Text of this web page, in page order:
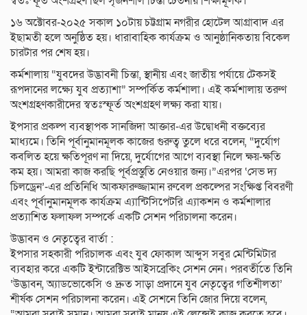
১৬ অক্টোবর-২০২৫ সকাল ১০টায় চট্টগ্রাম নগরীর হোটেল আগ্রাবাদ এর
ইছামতী হলে অনুষ্ঠিত হয়। ধারাবাহিক কার্যক্রম ও আনুষ্ঠানিকতায় বিকেল
চারটার পর শেষ হয়।
কর্মশালায় “যুবদের উদ্ভাবনী চিন্তা, স্থানীয় এবং জাতীয় পর্যায়ে টেকসই
রূপদানের লক্ষ্যে যুব প্রত্যাশা” সম্পর্কিত কর্মশালা। এই কর্মশালায় তরুণ
অংশগ্রহণকারীদের স্বতঃস্ফূর্ত অংশগ্রহণ লক্ষ্য করা যায়।
ইপসার প্রকল্প ব্যবস্থাপক সানজিদা আক্তার-এর উদ্বোধনী বক্তব্যের
মাধ্যমে। তিনি পূর্বানুমানমূলক কাজের গুরুত্ব তুলে ধরে বলেন, “দুর্যোগ
কবলিত হয়ে ক্ষতিপূরণ না দিয়ে, দুর্যোগের আগে ব্যবস্থা নিলে ক্ষয়-ক্ষতি
কম হয়। আমরা কাজ করছি পূর্বপ্রস্তুতি নেওয়ার জন্য।”এরপর ‘সেভ দ্য
চিলড্রেন’-এর প্রতিনিধি আকফারুজ্জামান রুবেল প্রকল্পের সংক্ষিপ্ত বিবরণী
এবং পূর্বানুমানমূলক কার্যক্রম এ্যান্টিসিপেটরি এ্যাকশন ও কর্মশালার
প্রত্যাশিত ফলাফল সম্পর্কে একটি সেশন পরিচালনা করেন।
উদ্ভাবন ও নেতৃত্বের বার্তা :
ইপসার সহকারী পরিচালক এবং যুব ফোকাল আব্দুস সবুর মেন্টিমিটার
ব্যবহার করে একটি ইন্টারেক্টিভ আইসব্রেকিং সেশন নেন। পরবর্তীতে তিনি
‘উদ্ভাবন, অ্যাডভোকেসি ও দ্রুত সাড়া প্রদানে যুব নেতৃত্বের গতিশীলতা’
শীর্ষক সেশন পরিচালনা করেন। এই সেশনে তিনি জোর দিয়ে বলেন,